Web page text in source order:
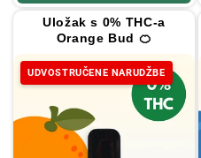
Uložak s 0% THC-a
Orange Bud 🍊
UDVOSTRUČENE NARUDŽBE